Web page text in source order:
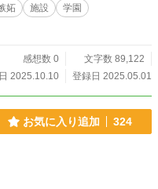
妬 施設
学園
感想数 0
文字数 89,122
2025.10.10
登録日 2025.05.01
お気に入り追加 324